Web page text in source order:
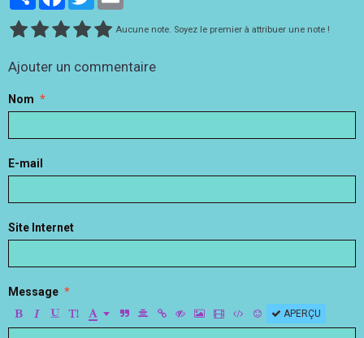
Aucune note. Soyez le premier à attribuer une note !
Ajouter un commentaire
Nom
E-mail
Site Internet
Message
APERÇU